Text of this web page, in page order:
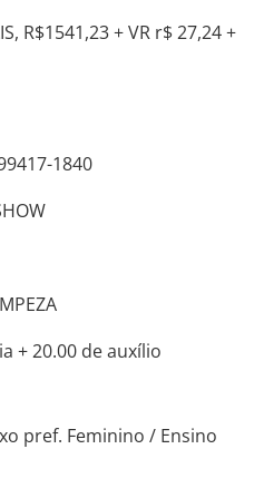
R$1541,23 + VR r$ 27,24 +
1840
+ 20.00 de auxílio
pref. Feminino / Ensino